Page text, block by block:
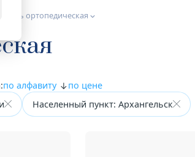
Обувь ортопедическая
по алфавиту
по цене
Населенный пункт: Архангельск